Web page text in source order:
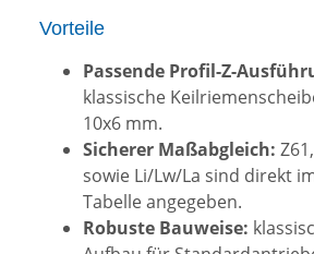
Vorteile
Passende Profil-Z-
klassische
10x6 mm.
Sicherer Maßabgleich:
sowie Li/Lw/La sind direkt
Tabelle angegeben.
Robuste Bauweise: